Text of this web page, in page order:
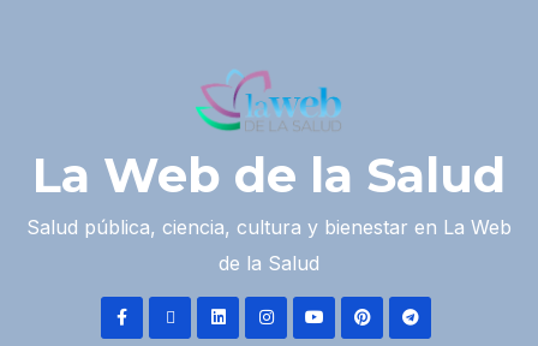
La Web de la Salud
Salud pública, ciencia, cultura y bienestar en La Web
de la Salud